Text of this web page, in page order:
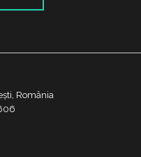
România